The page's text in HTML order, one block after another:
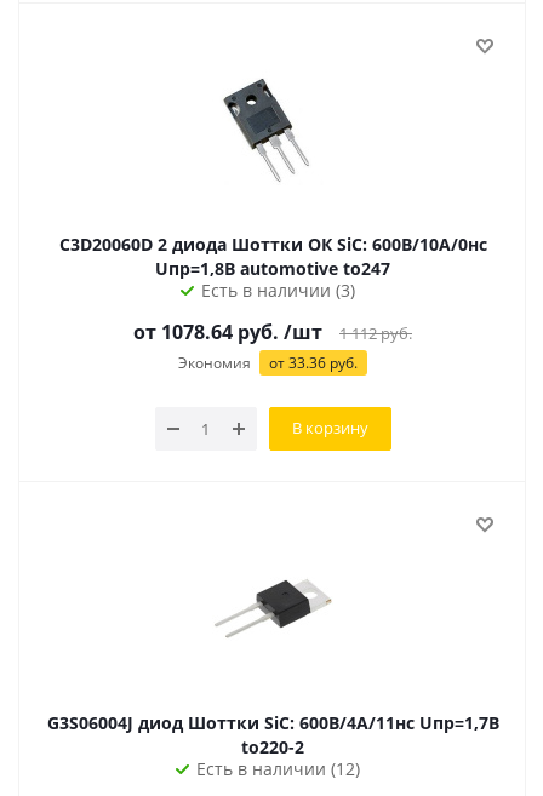
C3D20060D 2 диода Шоттки ОК SiC: 600В/10А/0нс
Uпр=1,8В automotive to247
Есть в наличии (3)
от 1078.64 руб. /шт 1 112руб.
Экономия от33.36 руб.
В корзину
G3S06004J диод Шоттки SiC: 600В/4А/11нс Uпр=1,7В
to220-2
Есть в наличии (12)